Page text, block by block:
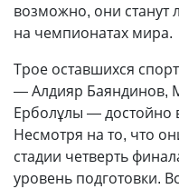
возможно, они станут
на чемпионатах мира.
Трое оставшихся
— Алдияр Баяндинов,
Ерболұлы — достойно
Несмотря на то, что
стадии четверть
уровень подготовки.